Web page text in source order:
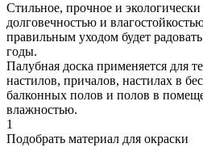
Стильное, прочное и
долговечностью и
правильным уходом будет
годы.
Палубная доска применяется для
настилов, причалов, настилах в
балконных полов и полов в
влажностью.
1
Подобрать материал для окраски